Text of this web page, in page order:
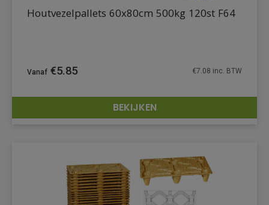
DETAILS
Houtvezelpallets 60x80cm 500kg 120st F64
€5.85 €7.08 inc. BTW
BEKIJKEN